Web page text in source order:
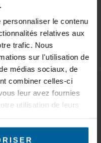
le contenu
relatives aux
trafic. Nous
sur l'utilisation de
médias sociaux, de
combiner celles-ci
leur avez fournies
utilisation de leurs